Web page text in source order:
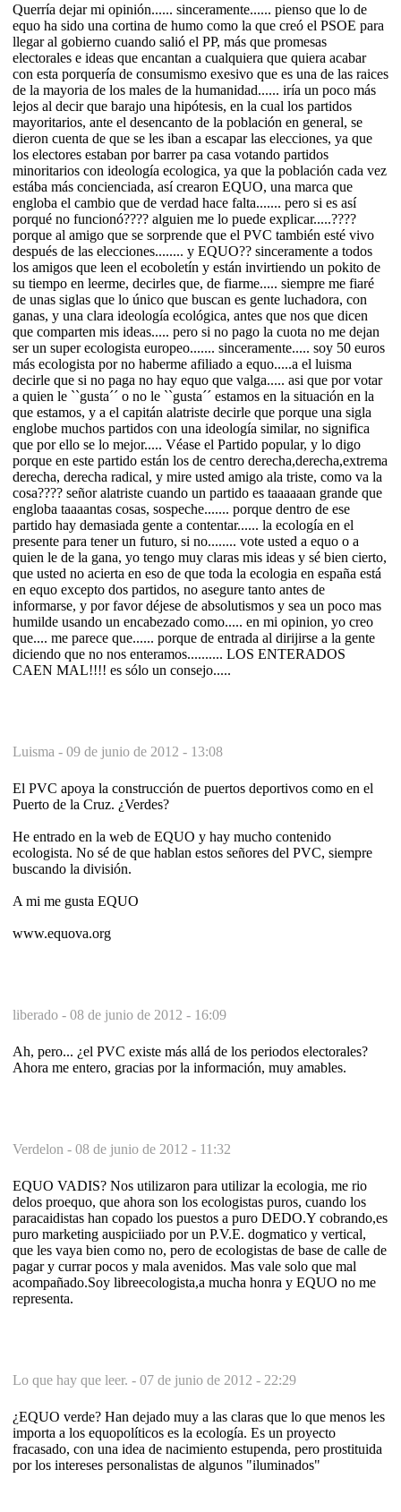
Querría dejar mi opinión...... sinceramente...... pienso que lo de
equo ha sido una cortina de humo como la que creó el PSOE para
llegar al gobierno cuando salió el PP, más que promesas
electorales e ideas que encantan a cualquiera que quiera acabar
con esta porquería de consumismo exesivo que es una de las raices
de la mayoria de los males de la humanidad...... iría un poco más
lejos al decir que barajo una hipótesis, en la cual los partidos
mayoritarios, ante el desencanto de la población en general, se
dieron cuenta de que se les iban a escapar las elecciones, ya que
los electores estaban por barrer pa casa votando partidos
minoritarios con ideología ecologica, ya que la población cada vez
estába más concienciada, así crearon EQUO, una marca que
engloba el cambio que de verdad hace falta....... pero si es así
porqué no funcionó???? alguien me lo puede explicar.....????
porque al amigo que se sorprende que el PVC también esté vivo
después de las elecciones........ y EQUO?? sinceramente a todos
los amigos que leen el ecoboletín y están invirtiendo un pokito de
su tiempo en leerme, decirles que, de fiarme..... siempre me fiaré
de unas siglas que lo único que buscan es gente luchadora, con
ganas, y una clara ideología ecológica, antes que nos que dicen
que comparten mis ideas..... pero si no pago la cuota no me dejan
ser un super ecologista europeo....... sinceramente..... soy 50 euros
más ecologista por no haberme afiliado a equo.....a el luisma
decirle que si no paga no hay equo que valga..... asi que por votar
a quien le ``gusta´´ o no le ``gusta´´ estamos en la situación en la
que estamos, y a el capitán alatriste decirle que porque una sigla
englobe muchos partidos con una ideología similar, no significa
que por ello se lo mejor..... Véase el Partido popular, y lo digo
porque en este partido están los de centro derecha,derecha,extrema
derecha, derecha radical, y mire usted amigo ala triste, como va la
cosa???? señor alatriste cuando un partido es taaaaaan grande que
engloba taaaantas cosas, sospeche....... porque dentro de ese
partido hay demasiada gente a contentar...... la ecología en el
presente para tener un futuro, si no........ vote usted a equo o a
quien le de la gana, yo tengo muy claras mis ideas y sé bien cierto,
que usted no acierta en eso de que toda la ecologia en españa está
en equo excepto dos partidos, no asegure tanto antes de
informarse, y por favor déjese de absolutismos y sea un poco mas
humilde usando un encabezado como..... en mi opinion, yo creo
que.... me parece que...... porque de entrada al dirijirse a la gente
diciendo que no nos enteramos.......... LOS ENTERADOS
CAEN MAL!!!! es sólo un consejo.....
Luisma - 09 de junio de 2012 - 13:08
El PVC apoya la construcción de puertos deportivos como en el
Puerto de la Cruz. ¿Verdes?
He entrado en la web de EQUO y hay mucho contenido
ecologista. No sé de que hablan estos señores del PVC, siempre
buscando la división.
A mi me gusta EQUO
www.equova.org
liberado - 08 de junio de 2012 - 16:09
Ah, pero... ¿el PVC existe más allá de los periodos electorales?
Ahora me entero, gracias por la información, muy amables.
Verdelon - 08 de junio de 2012 - 11:32
EQUO VADIS? Nos utilizaron para utilizar la ecologia, me rio
delos proequo, que ahora son los ecologistas puros, cuando los
paracaidistas han copado los puestos a puro DEDO.Y cobrando,es
puro marketing auspiciiado por un P.V.E. dogmatico y vertical,
que les vaya bien como no, pero de ecologistas de base de calle de
pagar y currar pocos y mala avenidos. Mas vale solo que mal
acompañado.Soy libreecologista,a mucha honra y EQUO no me
representa.
Lo que hay que leer. - 07 de junio de 2012 - 22:29
¿EQUO verde? Han dejado muy a las claras que lo que menos les
importa a los equopolíticos es la ecología. Es un proyecto
fracasado, con una idea de nacimiento estupenda, pero prostituida
por los intereses personalistas de algunos "iluminados"